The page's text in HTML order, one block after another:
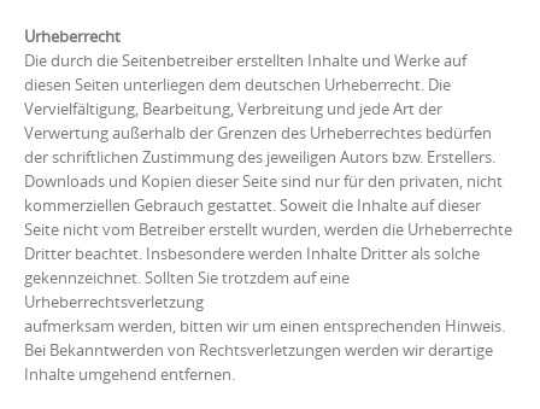
Urheberrecht
Die durch die Seitenbetreiber erstellten Inhalte und Werke auf
diesen Seiten unterliegen dem deutschen Urheberrecht. Die
Vervielfältigung, Bearbeitung, Verbreitung und jede Art der
Verwertung außerhalb der Grenzen des Urheberrechtes bedürfen
der schriftlichen Zustimmung des jeweiligen Autors bzw. Erstellers.
Downloads und Kopien dieser Seite sind nur für den privaten, nicht
kommerziellen Gebrauch gestattet. Soweit die Inhalte auf dieser
Seite nicht vom Betreiber erstellt wurden, werden die Urheberrechte
Dritter beachtet. Insbesondere werden Inhalte Dritter als solche
gekennzeichnet. Sollten Sie trotzdem auf eine
Urheberrechtsverletzung
aufmerksam werden, bitten wir um einen entsprechenden Hinweis.
Bei Bekanntwerden von Rechtsverletzungen werden wir derartige
Inhalte umgehend entfernen.